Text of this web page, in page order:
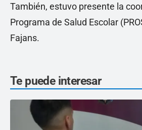
También, estuvo presente la
Programa de Salud Escolar
Fajans.
Te puede interesar